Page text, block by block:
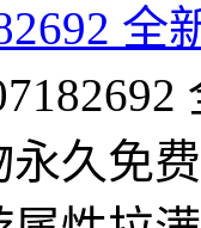
久免